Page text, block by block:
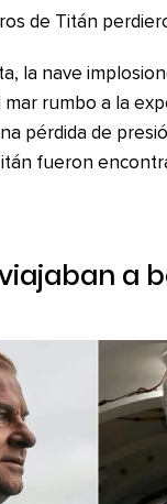
de Titán
la nave
rumbo a la
pérdida de
fueron
a